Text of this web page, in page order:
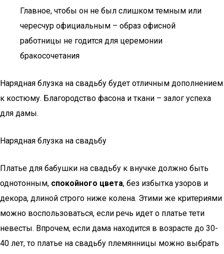
Главное, чтобы он не был слишком темным или
чересчур официальным – образ офисной
работницы не годится для церемонии
бракосочетания
Нарядная блузка на свадьбу будет отличным дополнением
к костюму. Благородство фасона и ткани – залог успеха
для дамы.
Нарядная блузка на свадьбу
Платье для бабушки на свадьбу к внучке должно быть
однотонным, спокойного цвета, без избытка узоров и
декора, длиной строго ниже колена. Этими же критериями
можно воспользоваться, если речь идет о платье тети
невесты. Впрочем, если дама находится в возрасте до 30-
40 лет, то платье на свадьбу племянницы можно выбрать